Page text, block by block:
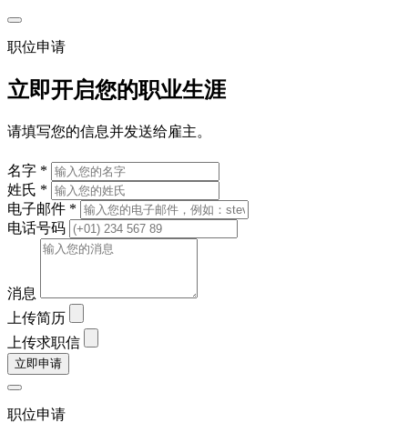
职位申请
立即开启您的职业生涯
请填写您的信息并发送给雇主。
名字 *
姓氏 *
电子邮件 *
电话号码
消息
上传简历
上传求职信
立即申请
职位申请